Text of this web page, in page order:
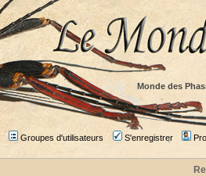
Monde des
Groupes d'utilisateurs S'enregistrer